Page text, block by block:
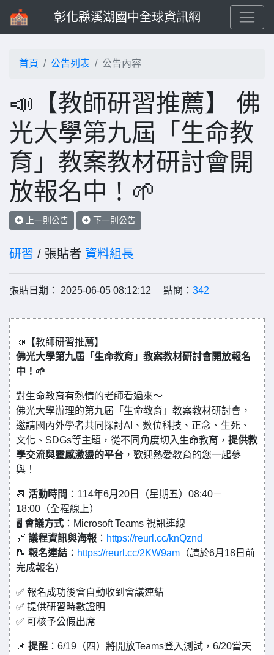
彰化縣溪湖國中全球資訊網
首頁 公告列表 公告內容
📣【教師研習推薦】 佛
光大學第九屆「生命教
育」教案教材研討會開
放報名中！🌱
上一則公告 下一則公告
研習 / 張貼者 資料組長
張貼日期： 2025-06-05 08:12:12 點閱： 342
📣【教師研習推薦】
佛光大學第九屆「生命教育」教案教材研討會開放報名
中！🌱
對生命教育有熱情的老師看過來～
佛光大學辦理的第九屆「生命教育」教案教材研討會，
邀請國內外學者共同探討AI、數位科技、正念、生死、
文化、SDGs等主題，從不同角度切入生命教育， 提供教
學交流與靈感激盪的平台 ，歡迎熱愛教育的您一起參
與！
📆 活動時間 ：114年6月20日（星期五）08:40－
18:00（全程線上）
🖥️ 會議方式 ：Microsoft Teams 視訊連線
🔗 議程資訊與海報 ： https://reurl.cc/knQznd
📝 報名連結 ： https://reurl.cc/2KW9am （請於6月18日前
完成報名）
✅ 報名成功後會自動收到會議連結
✅ 提供研習時數證明
✅ 可核予公假出席
📌 提醒 ：6/19（四）將開放Teams登入測試，6/20當天